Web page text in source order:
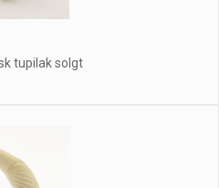
tupilak solgt